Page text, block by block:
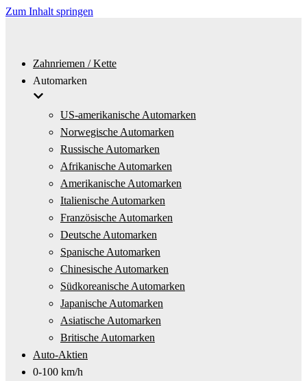
Zum Inhalt springen
Zahnriemen / Kette
Automarken
US-amerikanische Automarken
Norwegische Automarken
Russische Automarken
Afrikanische Automarken
Amerikanische Automarken
Italienische Automarken
Französische Automarken
Deutsche Automarken
Spanische Automarken
Chinesische Automarken
Südkoreanische Automarken
Japanische Automarken
Asiatische Automarken
Britische Automarken
Auto-Aktien
0-100 km/h